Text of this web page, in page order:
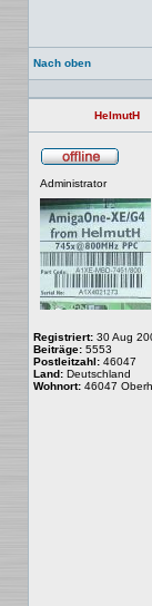
Nach oben
HelmutH
Administrator
Registriert: 30 Aug
Beiträge: 5553
Postleitzahl: 46047
Land: Deutschland
Wohnort: 46047